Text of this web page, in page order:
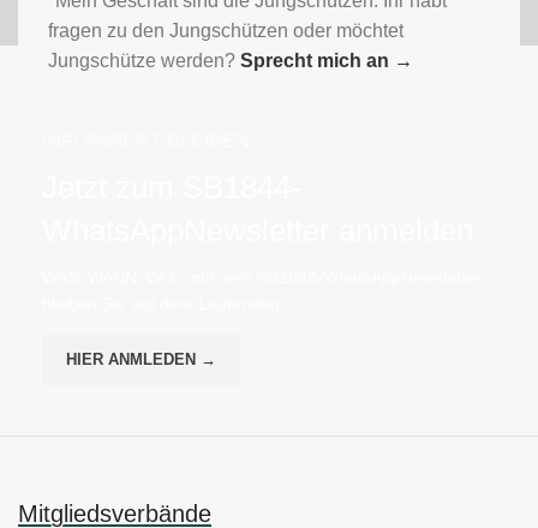
fragen zu den Jungschützen oder möchtet
Jungschütze werden? Sprecht mich an →
HIER ANMLEDEN →
Mitgliedsverbände